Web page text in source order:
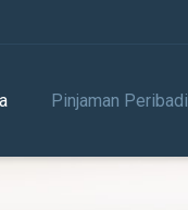
Pinjaman Peribadi